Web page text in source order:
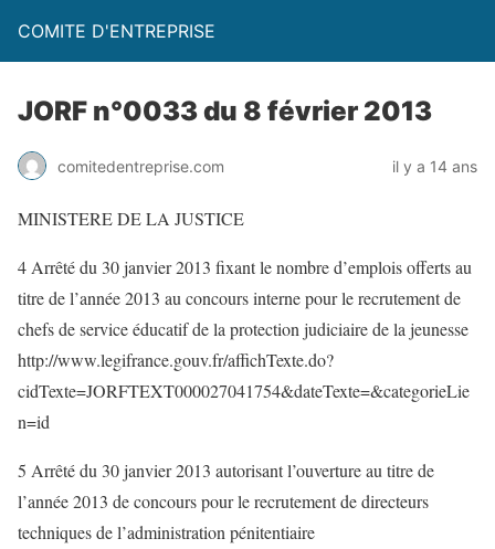
COMITE D'ENTREPRISE
JORF n°0033 du 8 février 2013
comitedentreprise.com il y a 14 ans
MINISTERE DE LA JUSTICE
4 Arrêté du 30 janvier 2013 fixant le nombre d’emplois offerts au
titre de l’année 2013 au concours interne pour le recrutement de
chefs de service éducatif de la protection judiciaire de la jeunesse
http://www.legifrance.gouv.fr/affichTexte.do?
cidTexte=JORFTEXT000027041754&dateTexte=&categorieLie
n=id
5 Arrêté du 30 janvier 2013 autorisant l’ouverture au titre de
l’année 2013 de concours pour le recrutement de directeurs
techniques de l’administration pénitentiaire